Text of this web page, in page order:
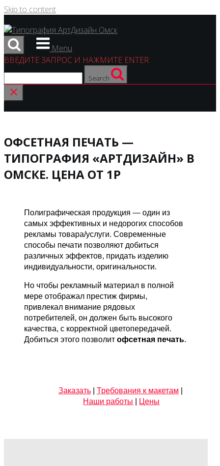
Skip to content
Menu
ВВЕДИТЕ ЗАПРОС И НАЖМИТЕ ENTER
Search
ОФСЕТНАЯ ПЕЧАТЬ —
ТИПОГРАФИЯ «АРТДИЗАЙН» В
ОМСКЕ. ЦЕНА ОТ 1Р
Полиграфическая продукция — один из
самых эффективных и недорогих способов
рекламы товара/услуги. Современные
способы печати позволяют добиться
различных эффектов, придать изделию
индивидуальности, оригинальности.
Но чтобы рекламный материал в полной
мере отображал престиж фирмы,
привлекал внимание рядовых
потребителей, он должен быть высокого
качества, с корректной цветопередачей.
Добиться этого позволитофсетная печать.
Заказать| Требования к макетам
Наши работы
Цены